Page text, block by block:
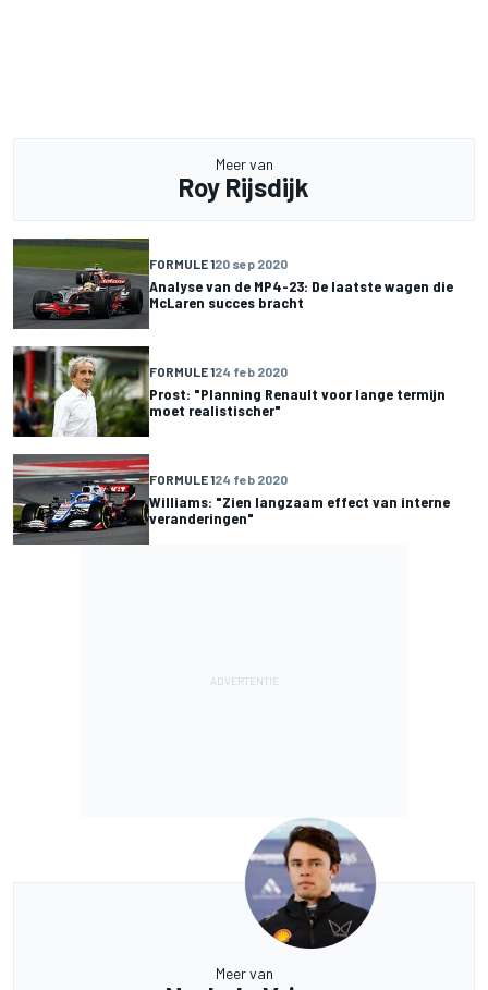
Meer van
Roy Rijsdijk
FORMULE 120 sep 2020
Analyse van de MP4-23: De laatste wagen die
McLaren succes bracht
FORMULE 124 feb 2020
Prost: "Planning Renault voor lange termijn
moet realistischer"
FORMULE 124 feb 2020
Williams: "Zien langzaam effect van interne
veranderingen"
Meer van